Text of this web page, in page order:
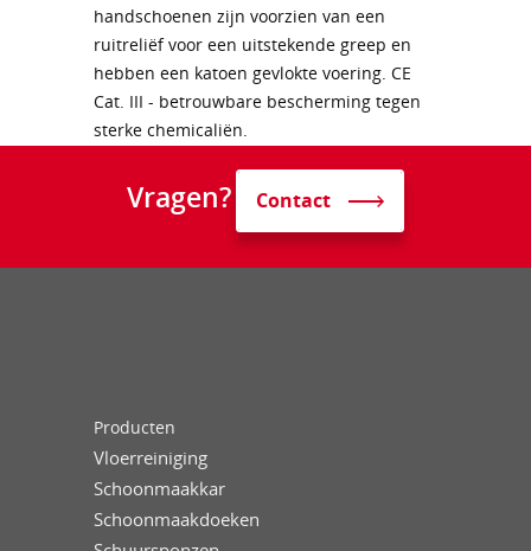
handschoenen zijn voorzien van een
ruitreliëf voor een uitstekende greep en
hebben een katoen gevlokte voering. CE
Cat. III - betrouwbare bescherming tegen
sterke chemicaliën.
Vragen? Contact
Producten
Vloerreiniging
Schoonmaakkar
Schoonmaakdoeken